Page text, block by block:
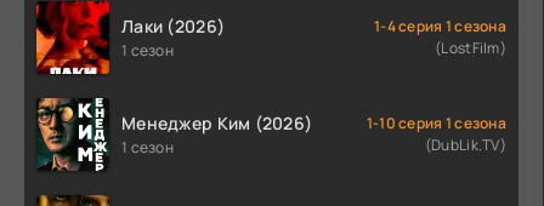
Лаки (2026)
1 сезон
1-4 серия 1 сезона
(LostFilm)
Менеджер Ким (2026)
1 сезон
1-10 серия 1 сезона
(DubLik.TV)